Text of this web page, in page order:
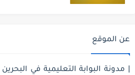
عن الموقع
| مدونة البوابة التعليمية في